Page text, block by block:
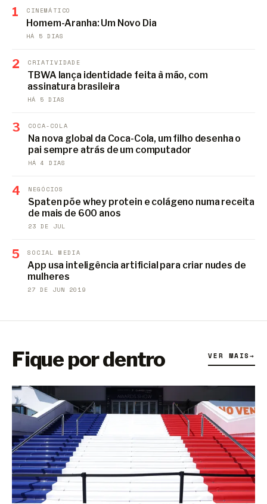
1 CINEMÁTICO
Homem-Aranha: Um Novo Dia
HÁ 5 DIAS
2 CRIATIVIDADE
TBWA lança identidade feita à mão, com
assinatura brasileira
HÁ 5 DIAS
3 COCA-COLA
Na nova global da Coca-Cola, um filho desenha o
pai sempre atrás de um computador
HÁ 4 DIAS
4 NEGÓCIOS
Spaten põe whey protein e colágeno numa receita
de mais de 600 anos
23 DE JUL
5 SOCIAL MEDIA
App usa inteligência artificial para criar nudes de
mulheres
27 DE JUN 2019
Fique por dentro VER MAIS→